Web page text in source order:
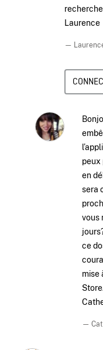
Laurence
—
peux
en
sera
vous
ce
mise
—